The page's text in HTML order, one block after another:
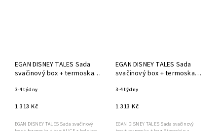
EGAN DISNEY TALES Sada
svačinový box + termoska +
3-4 týdny
1 313 Kč
EGAN DISNEY TALES Sada svačinový
EGAN DISNEY TALES Sada
svačinový box + termoska +
3-4 týdny
1 313 Kč
EGAN DISNEY TALES Sada svačinový